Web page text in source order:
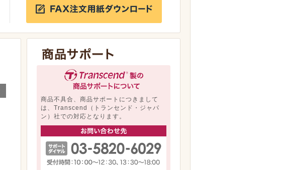
商品不具合、商品サポートにつきまして
は、Transcend（トランセンド・ジャパ
ン）社での対応となります。